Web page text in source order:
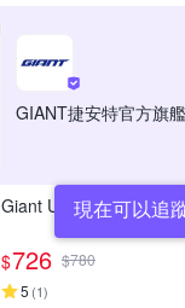
GIANT捷安特官方旗
現在可以追
Giant Unicup 坐墊整合
$726 $780
5 (1)